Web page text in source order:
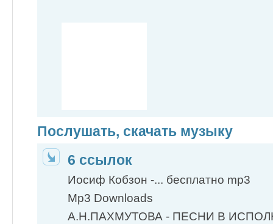
Послушать, скачать музыку
6 ссылок
Иосиф Кобзон -... бесплатно mp3
Mp3 Downloads
А.Н.ПАХМУТОВА - ПЕСНИ В